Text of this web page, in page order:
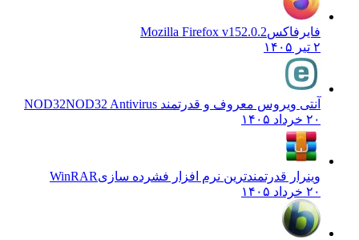
فایرفاکسMozilla Firefox v152.0.2
۲ تیر ۱۴۰۵
آنتی ویروس معروف و قدرتمند NOD32 NOD32 Antivirus
۲۰ خرداد ۱۴۰۵
وینرار قدرتمندترین نرم افزار فشرده سازیWinRAR
۲۰ خرداد ۱۴۰۵